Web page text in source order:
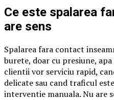
Ce este spalarea
are sens
Spalarea fara contact
burete, doar cu presiune,
clientii vor serviciu rapid,
delicate sau cand traficul
interventie manuala. Nu are